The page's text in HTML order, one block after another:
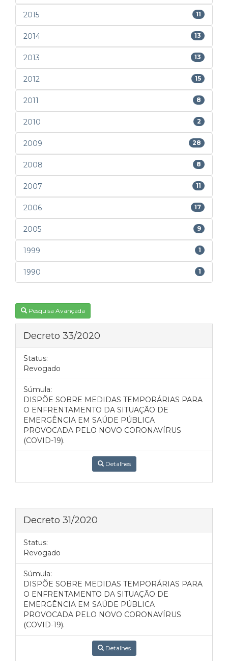
2015 11
2014 13
2013 13
2012 15
2011 8
2010 2
2009 28
2008 8
2007 11
2006 17
2005 9
1999 1
1990 1
Pesquisa Avançada
Decreto 33/2020
Status:
Revogado
Súmula:
DISPÕE SOBRE MEDIDAS TEMPORÁRIAS PARA
O ENFRENTAMENTO DA SITUAÇÃO DE
EMERGÊNCIA EM SAÚDE PÚBLICA
PROVOCADA PELO NOVO CORONAVÍRUS
(COVID-19).
Detalhes
Decreto 31/2020
Status:
Revogado
Súmula:
DISPÕE SOBRE MEDIDAS TEMPORÁRIAS PARA
O ENFRENTAMENTO DA SITUAÇÃO DE
EMERGÊNCIA EM SAÚDE PÚBLICA
PROVOCADA PELO NOVO CORONAVÍRUS
(COVID-19).
Detalhes